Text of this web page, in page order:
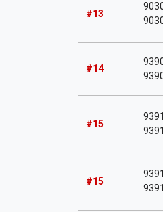
#13
#14
#15
#15